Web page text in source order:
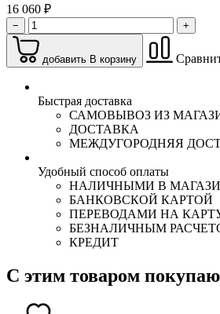
16 060 ₽
− +
добавить В корзину
Быстрая доставка
САМОВЫВОЗ ИЗ
ДОСТАВКА
МЕЖДУГОРОДНЯЯ
Удобный способ оплаты
НАЛИЧНЫМИ В
БАНКОВСКОЙ КАРТОЙ
ПЕРЕВОДАМИ НА
БЕЗНАЛИЧНЫМ
КРЕДИТ
С этим товаром